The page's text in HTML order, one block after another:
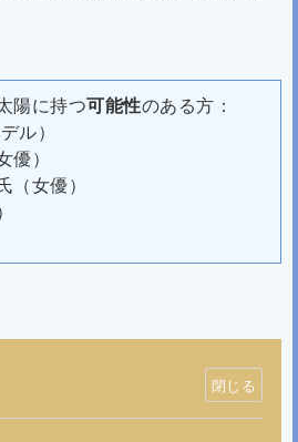
陽に持つ可能性のある方：
ル）
優）
（女優）